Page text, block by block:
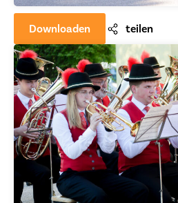
Downloaden teilen